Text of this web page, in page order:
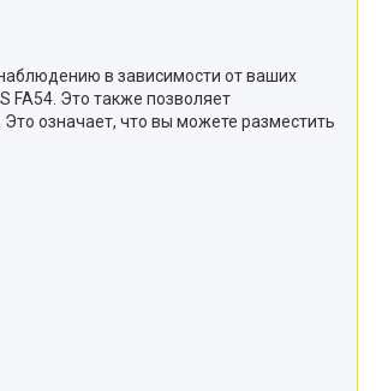
в зависимости от ваших
FA54. Это также позволяет
означает, что вы можете разместить